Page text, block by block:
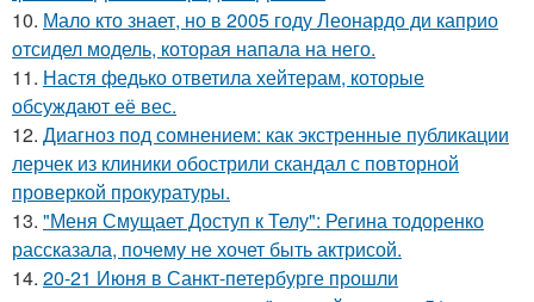
10. Мало кто знает, но в 2005 году Леонардо ди каприо
отсидел модель, которая напала на него.
11. Настя федько ответила хейтерам, которые
обсуждают её вес.
12. Диагноз под сомнением: как экстренные публикации
лерчек из клиники обострили скандал с повторной
проверкой прокуратуры.
13. "Меня Смущает Доступ к Телу": Регина тодоренко
рассказала, почему не хочет быть актрисой.
14. 20-21 Июня в Санкт-петербурге прошли